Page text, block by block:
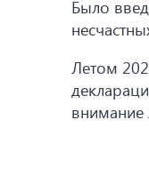
Было
Летом
внимание